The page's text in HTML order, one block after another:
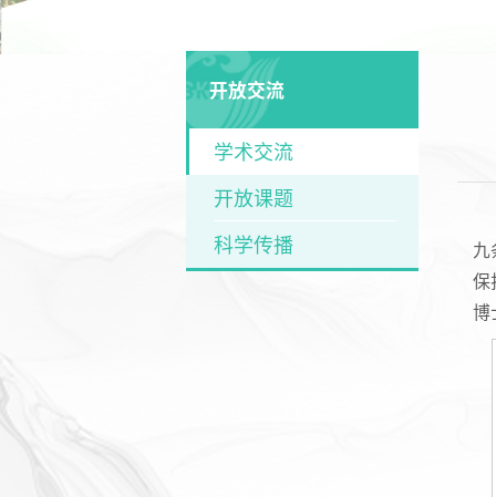
开放交流
学术交流
开放课题
科学传播
九
保
博